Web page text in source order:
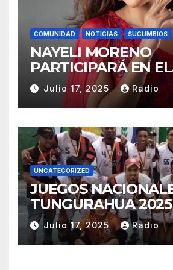
COMUNIDAD NOTICIAS SUCUMBIOS
NAYELI MORENO
PARTICIPARÁ EN EL
REINADO NACIONAL
CAFÉ LA TOQUILLA
REPRESENTACIÓN
SUCUMBÍOS
Julio 17, 2025 Radio
UNCATEGORIZED
JUEGOS
TUNGURAHUA 2025
Julio 17, 2025 Radio